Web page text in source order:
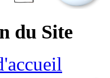
du Site